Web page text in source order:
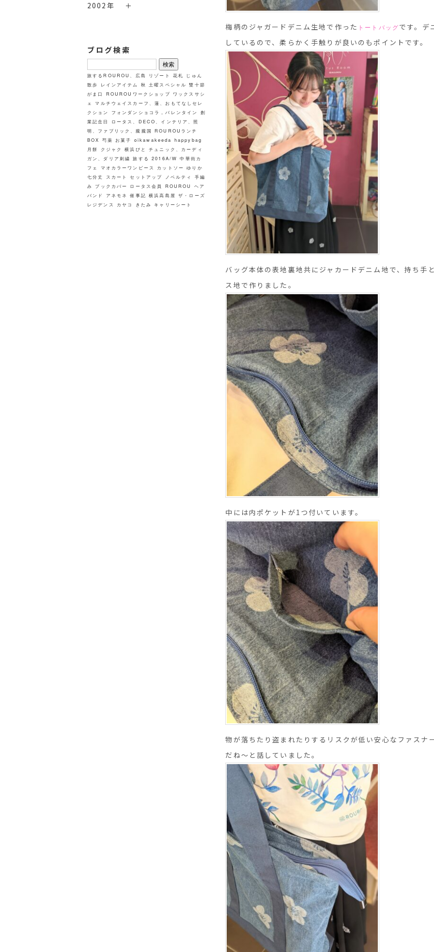
2002年
ブログ検索
検
索:
旅するROUROU、広島 リゾート 花札
じゅん
散歩
レインアイテム 秋 土曜スペシャル 雙十節
がま口
ROUROUワークショップ ワックスサシ
ェ マルチウェイスカーフ、蓮、おもてなしセレ
クション
フォンダンショコラ，バレンタイン
創
業記念日
ロータス、DECO、インテリア、照
明、ファブリック、朧朧国 ROUROUランチ
BOX 芍薬 お菓子 oikawakeeda happybag
月餅
クジャク 横浜びと
チュニック、カーディ
ガン、ダリア刺繍 旅する 2016A/W 中華街カ
フェ
マオカラーワンピース カットソー ゆりか
七分丈
スカート セットアップ ノベルティ
手編
み ブックカバー ロータス会員 ROUROU
ヘア
バンド
アネモネ 催事記 横浜高島屋 ザ・ローズ
レジデンス
カヤコ きたみ キャリーシート
梅柄のジャガードデニム生地で作った トートバッグ です。デ
しているので、柔らかく手触りが良いのもポイントです。
バッグ本体の表地裏地共にジャカードデニム地で、持ち手
ス地で作りました。
中には内ポケットが1つ付いています。
物が落ちたり盗まれたりするリスクが低い安心なファスナ
だね～と話していました。